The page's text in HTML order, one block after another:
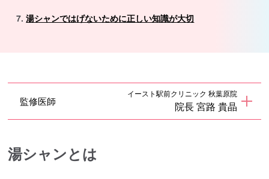
湯シャンではげないために正しい知識が大切
監修医師
イースト駅前クリニック 秋葉原院
院長 宮路 貴晶
湯シャンとは